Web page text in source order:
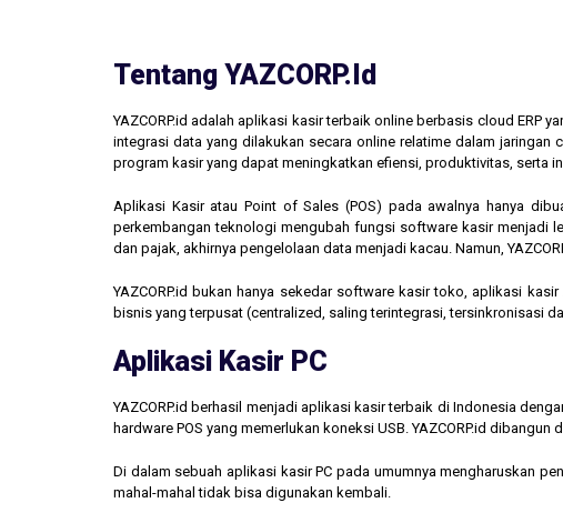
Tentang YAZCORP.id
YAZCORP.id adalah aplikasi kasir terbaik online berbasis cloud ERP
integrasi data yang dilakukan secara online relatime dalam jaringan
program kasir yang dapat meningkatkan efiensi, produktivitas, serta
Aplikasi Kasir atau Point of Sales (POS) pada awalnya hanya
perkembangan teknologi mengubah fungsi software kasir menjadi
dan pajak, akhirnya pengelolaan data menjadi kacau. Namun,
YAZCORP.id bukan hanya sekedar software kasir toko, aplikasi
bisnis yang terpusat (centralized, saling terintegrasi, tersinkronisasi
Aplikasi Kasir PC
YAZCORP.id berhasil menjadi aplikasi kasir terbaik di Indonesia
hardware POS yang memerlukan koneksi USB. YAZCORP.id
Di dalam sebuah aplikasi kasir PC pada umumnya mengharuskan
mahal-mahal tidak bisa digunakan kembali.